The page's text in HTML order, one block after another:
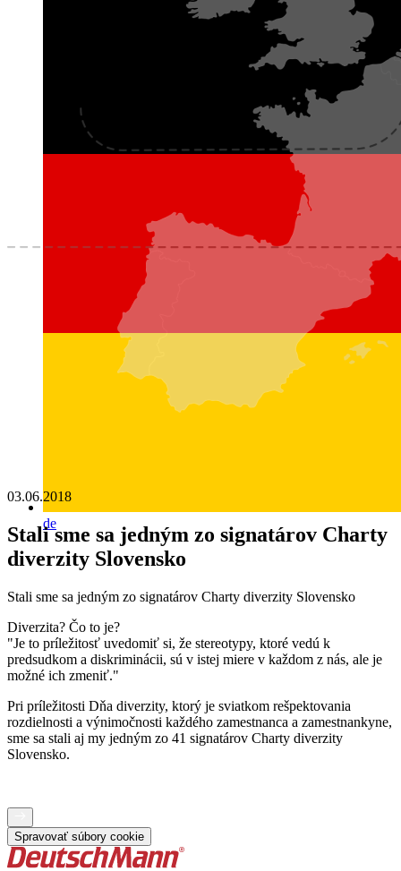
de
03.06.2018
Stali sme sa jedným zo signatárov Charty
diverzity Slovensko
Stali sme sa jedným zo signatárov Charty diverzity Slovensko
Diverzita? Čo to je?
"Je to príležitosť uvedomiť si, že stereotypy, ktoré vedú k
predsudkom a diskriminácii, sú v istej miere v každom z nás, ale je
možné ich zmeniť."
Pri príležitosti Dňa diverzity, ktorý je sviatkom rešpektovania
rozdielnosti a výnimočnosti každého zamestnanca a zamestnankyne,
sme sa stali aj my jedným zo 41 signatárov Charty diverzity
Slovensko.
Spravovať súbory cookie